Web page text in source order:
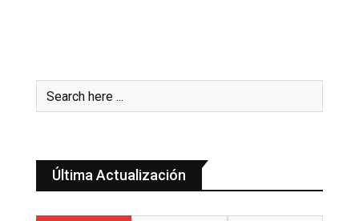
Última Actualización